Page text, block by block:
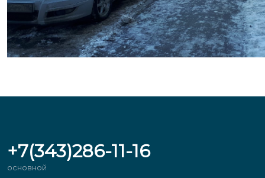
+7(343)286-11-16
основной